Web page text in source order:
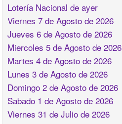
Lotería Nacional de ayer
Viernes 7 de Agosto de 2026
Jueves 6 de Agosto de 2026
Miercoles 5 de Agosto de 2026
Martes 4 de Agosto de 2026
Lunes 3 de Agosto de 2026
Domingo 2 de Agosto de 2026
Sabado 1 de Agosto de 2026
Viernes 31 de Julio de 2026